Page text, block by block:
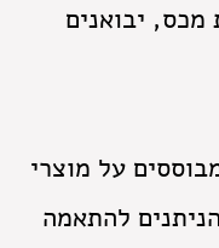
מכס, יבואנים
על מוצרי
להתאמה